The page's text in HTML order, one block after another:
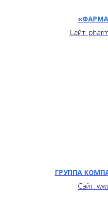
Сайт:
ГРУППА
Сайт: